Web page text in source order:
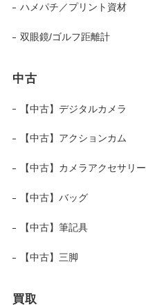
ハメパチ／プリント資材
双眼鏡/ゴルフ距離計
中古
【中古】デジタルカメラ
【中古】アクションカム
【中古】カメラアクセサリー
【中古】バッグ
【中古】筆記具
【中古】三脚
買取